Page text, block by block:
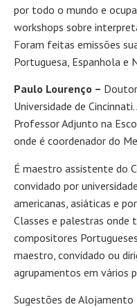
por todo o mundo e
workshops sobre
Foram feitas emissões
Portuguesa, Espanhola e
Paulo Lourenço –
Universidade de
Professor Adjunto na
onde é coordenador do
É maestro assistente do
convidado por
americanas, asiáticas e
Classes e palestras onde
compositores
maestro, convidado ou
agrupamentos em vários
Sugestões de Alojamento